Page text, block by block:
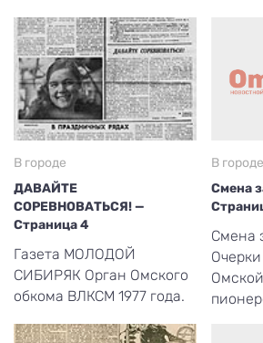
В городе
ДАВАЙТЕ
СОРЕВНОВАТЬСЯ! —
Страница 4
Газета МОЛОДОЙ
СИБИРЯК Орган Омского
обкома ВЛКСМ 1977 года.
В городе
Смена
Смена